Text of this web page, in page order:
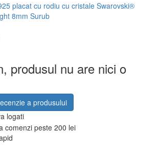
placat cu rodiu cu cristale Swarovski®
8mm Surub
produsul nu are nici o
a produsului
logati
comenzi peste 200 lei